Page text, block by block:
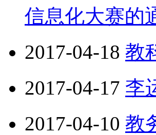
信息化大赛的
2017-04-18 教
2017-04-17 李
2017-04-10 教